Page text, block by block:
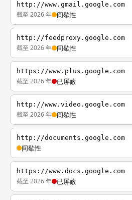
http://www.gmail.google.com
截至 2026 年 间歇性
http://feedproxy.google.com
截至 2026 年 间歇性
https://www.plus.google.com
截至 2026 年 已屏蔽
http://www.video.google.com
截至 2026 年 间歇性
http://documents.google.com
间歇性
https://www.docs.google.com
截至 2026 年 已屏蔽